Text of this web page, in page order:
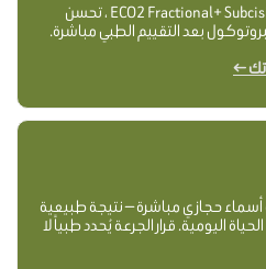
علاج الندبات العميقة بتقنية ECO2 Fractional+ Subcision ، تحسن
بعد التقييم الطبي مباشرة.
←
حجازي مباشرة — نتيجة طبيعية
الحياة اليومية. قرار الجرعة يُحدد طبياً لا